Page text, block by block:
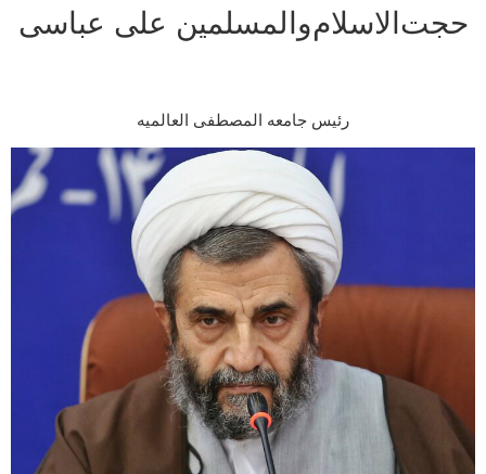
علی عباسی
رئیس جامعه المصطفی العالمیه